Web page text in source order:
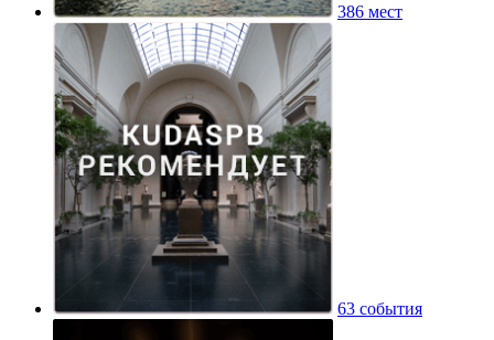
386 мест
63 события